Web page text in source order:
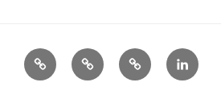
About
Michael
Science Industry LinkedIn